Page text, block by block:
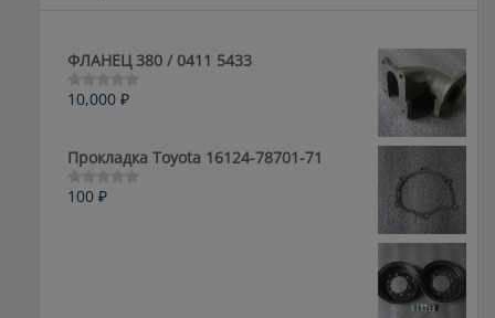
ФЛАНЕЦ 380 / 0411 5433
Оценка
5
10,000 ₽
Прокладка Toyota 16124-78701-71
Оценка
100 ₽